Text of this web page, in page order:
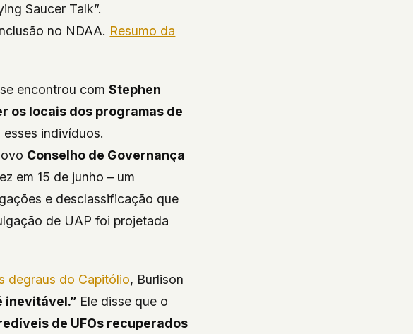
Saucer Talk”.
no NDAA. Resumo da
encontrou comStephen
os locais dos programas de
indivíduos.
Conselho de Governança
em 15 de junho – um
e desclassificação que
de UAP foi projetada
degraus do Capitólio, Burlison
inevitável.” Ele disse que o
de UFOs recuperados